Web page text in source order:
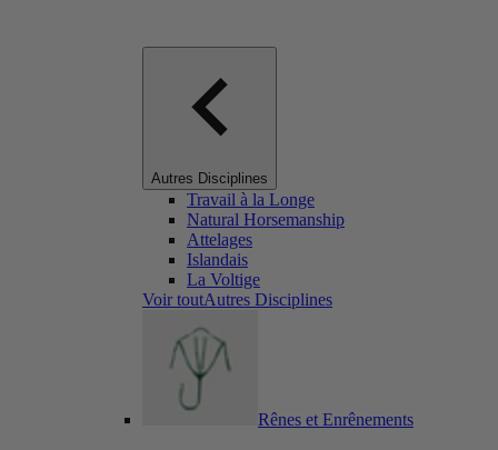
Autres Disciplines
Travail à la Longe
Natural Horsemanship
Attelages
Islandais
La Voltige
Voir toutAutres Disciplines
Rênes et Enrênements